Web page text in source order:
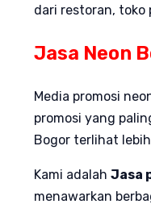
dari restoran, toko
Jasa Neon
Media promosi
promosi yang
Bogor terlihat
Kami adalah Jasa
menawarkan